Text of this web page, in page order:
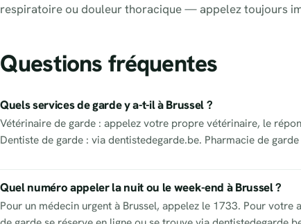
respiratoire ou douleur thoracique — appelez toujours
Questions fréquentes
Quels services de garde y a-t-il à Brussel ?
Vétérinaire de garde : appelez votre propre vétérinaire, le
Dentiste de garde : via dentistedegarde.be. Pharmacie de
Quel numéro appeler la nuit ou le week-end à Brussel ?
Pour un médecin urgent à Brussel, appelez le 1733. Pour